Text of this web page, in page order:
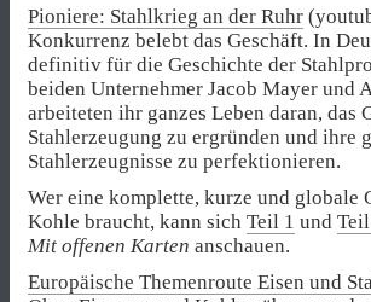
Pioniere: Stahlkrieg an der Ruhr
Konkurrenz belebt das Geschäft. In
definitiv für die Geschichte der
beiden Unternehmer Jacob Mayer und
arbeiteten ihr ganzes Leben daran, das
Stahlerzeugung zu ergründen und ihre
Stahlerzeugnisse zu perfektionieren.
Wer eine komplette, kurze und globale
Kohle braucht, kann sich Teil 1 und
Mit offenen Karten anschauen.
Europäische Themenroute Eisen und